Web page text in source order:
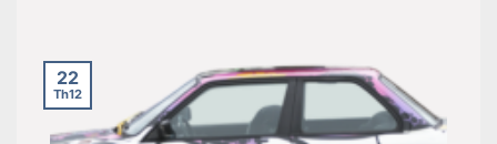
22
Th12